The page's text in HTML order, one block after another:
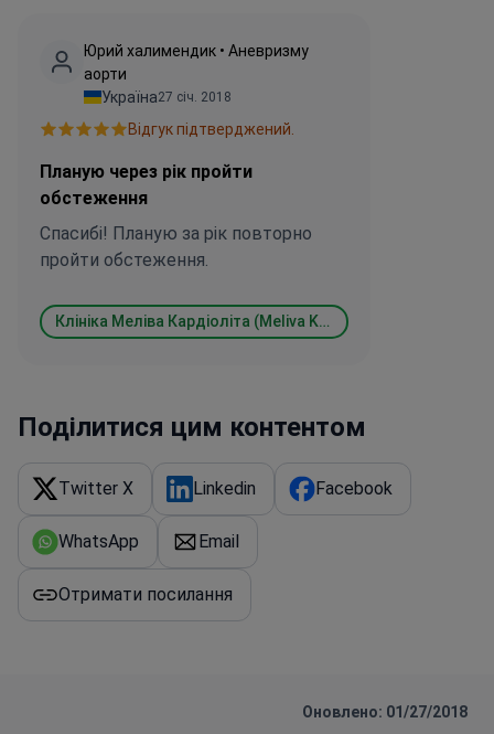
Юрий халимендик • Аневризму
аорти
Україна27 січ. 2018
Відгук підтверджений.
Планую через рік пройти
обстеження
Спасибі! Планую за рік повторно
пройти обстеження.
Клініка Меліва Кардіоліта (Meliva Kardiolita Hospital)
Поділитися цим контентом
Twitter X Linkedin Facebook
WhatsApp Email
Отримати посилання
Оновлено: 01/27/2018